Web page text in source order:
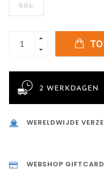
3XL
2 WERKDAGEN
WERELDWIJDE
WEBSHOP GIFTCARD